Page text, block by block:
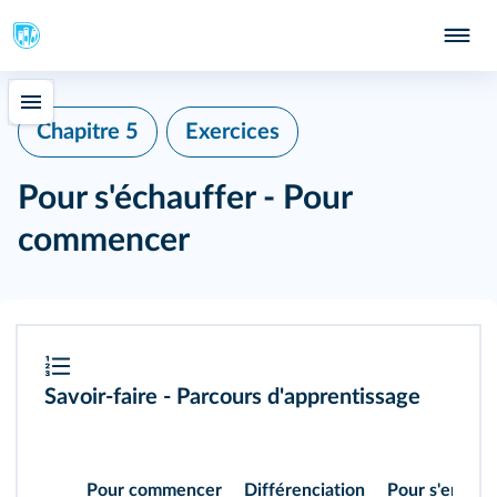
Chapitre 5 Exercices
Pour s'échauffer - Pour
commencer
Savoir-faire - Parcours d'apprentissage
Pour commencer Différenciation Pour